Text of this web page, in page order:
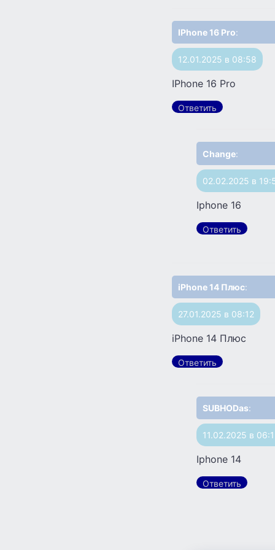
IPhone 16 Pro:
12.01.2025 в 08:58
IPhone 16 Pro
Ответить
Change:
02.02.2025 в
Iphone 16
Ответить
iPhone 14 Плюс:
27.01.2025 в 08:12
iPhone 14 Плюс
Ответить
SUBHODas:
11.02.2025 в
Iphone 14
Ответить